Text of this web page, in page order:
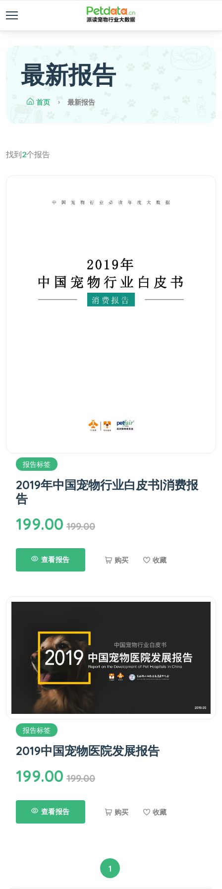
最新报告
首页 最新报告
找到2个报告
报告标签
2019年中国宠物行业白皮书|消费报
告
199.00 199.00
查看报告 购买 收藏
报告标签
2019中国宠物医院发展报告
199.00 199.00
查看报告 购买 收藏
1